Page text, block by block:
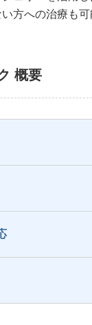
方への治療も可
概要